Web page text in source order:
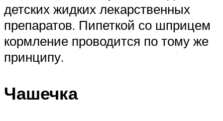
детских жидких лекарственных
препаратов. Пипеткой со шприцем
кормление проводится по тому же
принципу.
Чашечка